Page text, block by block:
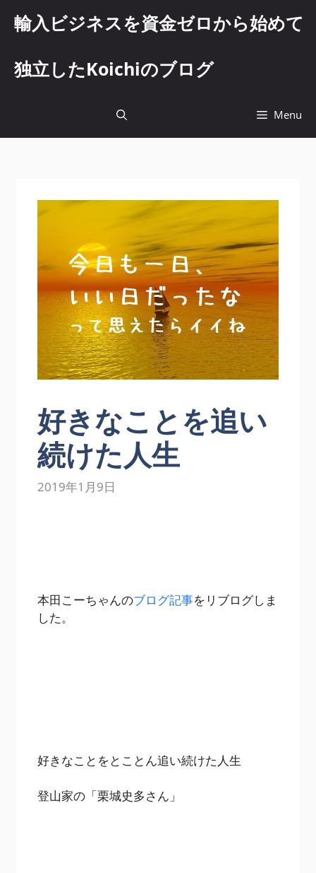
輸入ビジネスを資金ゼロから始めて
独立したKoichiのブログ
Menu
好きなことを追い
続けた人生
2019年1月9日
本田こーちゃんのブログ記事をリブログしま
した。
好きなことをとことん追い続けた人生
登山家の「栗城史多さん」